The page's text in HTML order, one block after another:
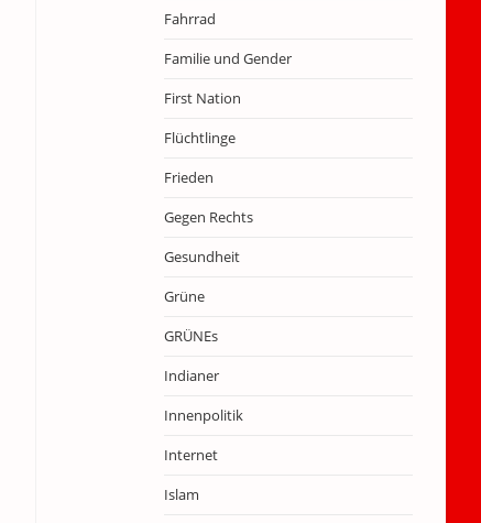
Fahrrad
Familie und Gender
First Nation
Flüchtlinge
Frieden
Gegen Rechts
Gesundheit
Grüne
GRÜNEs
Indianer
Innenpolitik
Internet
Islam